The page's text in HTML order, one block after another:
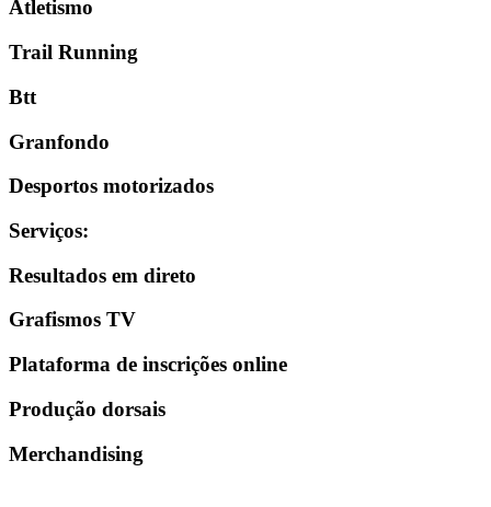
Atletismo
Trail Running
Btt
Granfondo
Desportos motorizados
Serviços:
Resultados em direto
Grafismos TV
Plataforma de inscrições online
Produção dorsais
Merchandising